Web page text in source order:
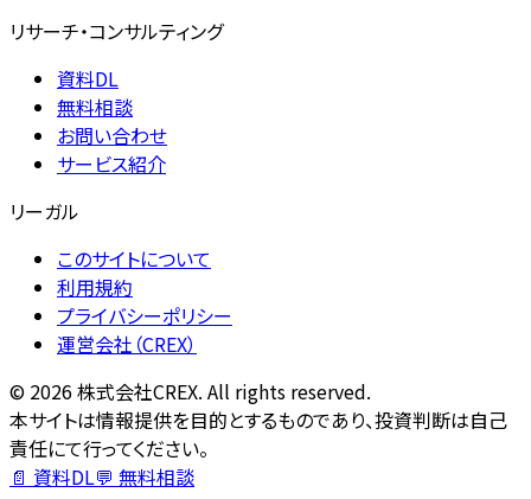
リサーチ・コンサルティング
資料DL
無料相談
お問い合わせ
サービス紹介
リーガル
このサイトについて
利用規約
プライバシーポリシー
運営会社（CREX）
© 2026株式会社CREX. All rights reserved.
本サイトは情報提供を目的とするものであり、投資判断は自己
責任にて行ってください。
📄 資料DL💬 無料相談